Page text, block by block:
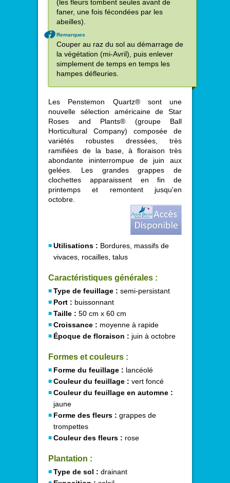
(les fleurs tombent seules avant de
faner, une fois fécondées par les
abeilles).
Remarques
Couper au raz du sol au démarrage de
la végétation (mi-Avril), puis enlever
simplement de temps en temps les
hampes défleuries.
Les Penstemon Quartz® sont une
nouvelle sélection américaine de Star
Roses and Plants® (groupe Ball
Horticultural Company) composée de
variétés robustes dressées, très
ramifiées de la base, à floraison très
abondante ininterrompue de juin aux
gelées. Les grandes grappes de
clochettes apparaissent en fin de
printemps et remontent jusqu'en
octobre.
Utilisations : Bordures, massifs de
vivaces, rocailles, talus
Caractéristiques générales :
Type de feuillage : semi-persistant
Port : buissonnant
Taille : 50 cm x 60 cm
Croissance : moyenne à rapide
Époque de floraison : juin à octobre
Formes et couleurs :
Forme du feuillage : lancéolé
Couleur du feuillage : vert foncé
Couleur du feuillage en automne :
jaune
Forme des fleurs : grappes de
trompettes
Couleur des fleurs : rose
Plantation :
Type de sol : drainant